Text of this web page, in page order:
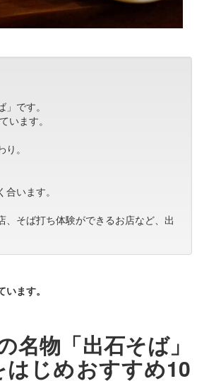
です。
います。
。
います。
そば打ち体験ができるお店など、出
ます。
名物「出石そば」
じめおすすめ10